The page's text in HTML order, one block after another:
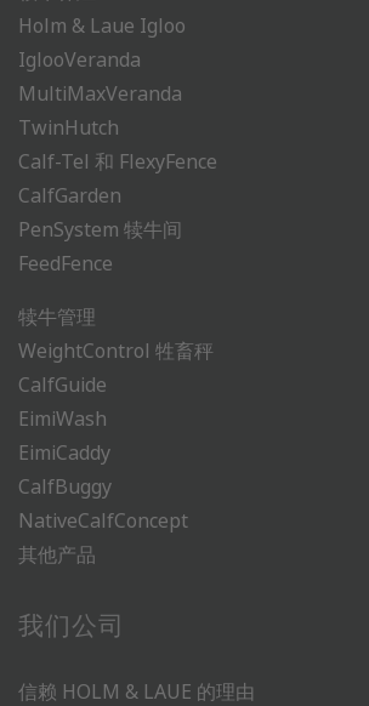
Holm & Laue Igloo
IglooVeranda
MultiMaxVeranda
TwinHutch
Calf-Tel 和 FlexyFence
CalfGarden
PenSystem 犊牛间
FeedFence
犊牛管理
WeightControl 牲畜秤
CalfGuide
EimiWash
EimiCaddy
CalfBuggy
NativeCalfConcept
其他产品
我们公司
信赖 HOLM & LAUE 的理由